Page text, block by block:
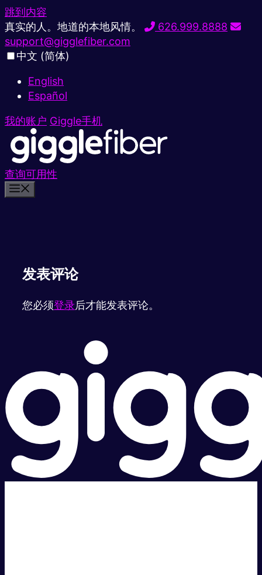
跳到内容
真实的人。地道的本地风情。
626.999.8888
support@gigglefiber.com
中文 (简体)
English
Español
我的账户 Giggle手机
查询可用性
发表评论
您必须登录后才能发表评论。